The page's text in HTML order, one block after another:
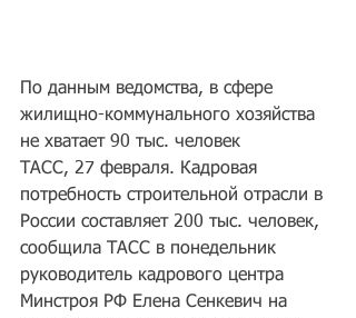
По данным ведомства, в сфере
жилищно-коммунального хозяйства
не хватает 90 тыс. человек
ТАСС, 27 февраля. Кадровая
потребность строительной отрасли в
России составляет 200 тыс. человек,
сообщила ТАСС в понедельник
руководитель кадрового центра
Минстроя РФ Елена Сенкевич на